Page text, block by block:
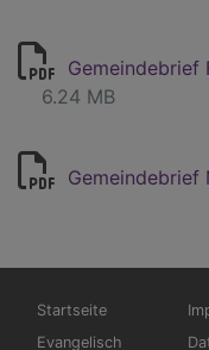
6.24 MB
Hauptnavigation
Startseite
Evangelisch